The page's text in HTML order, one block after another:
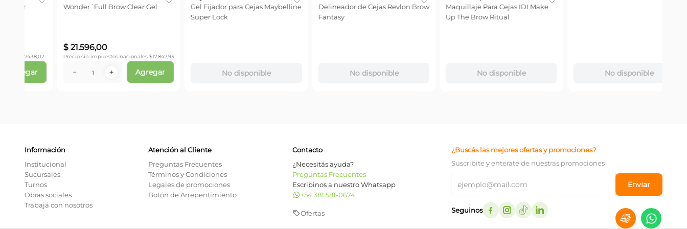
Delineador De Cejas Rimmel
No disponible No disponible No disponible No disponible No disponible
Información
Institucional
Sucursales
Turnos
Obras sociales
Trabajá con nosotros
Atención al Cliente
Preguntas Frecuentes
Términos y Condiciones
Legales de promociones
Botón de Arrepentimiento
Contacto
¿Necesitás ayuda?
Preguntas Frecuentes
Escribinos a nuestro Whatsapp
+54 381 581-0674
Ofertas
¿Buscás las mejores ofertas y promociones?
Suscribite y enterate de nuestras promociones
Enviar
Seguinos